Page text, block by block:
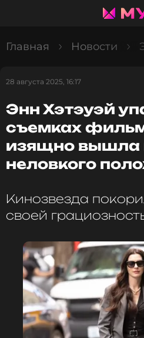
Главная Новости
28 августа 2025, 16:17
Энн Хэтэуэй
съемках
изящно вышла
неловкого
Кинозвезда
своей